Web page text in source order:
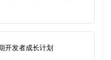
开发者成长计划